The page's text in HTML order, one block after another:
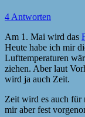
4 Antworten
Am 1. Mai wird das
Heute habe ich mir
Lufttemperaturen
ziehen. Aber laut
wird ja auch Zeit.
Zeit wird es auch für
mir aber fest